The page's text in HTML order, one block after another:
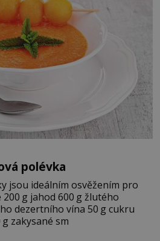
polévka
jsou ideálním osvěžením pro
dezertního vína 50 g cukru
zakysané sm